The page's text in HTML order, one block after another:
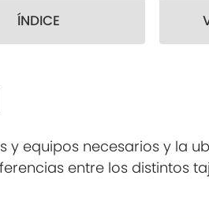
ÍNDICE
y equipos necesarios y la
entre los distintos